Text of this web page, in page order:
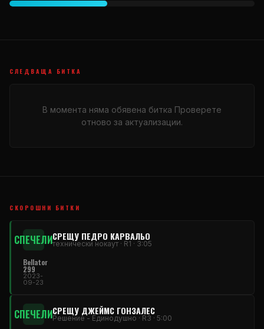
СЛЕДВАЩА БИТКА
В момента няма обявена битка Проверете
отново за актуализации.
СКОРОШНИ БИТКИ
СПЕЧЕЛИСРЕЩУ ПЕДРО КАРВАЛЬО
технически нокаут · R1 · 3:05
Bellator
299
2023-
09-23
СПЕЧЕЛИСРЕЩУ ДЖЕЙМС ГОНЗАЛЕС
Решение - Единодушно · R3 · 5:00